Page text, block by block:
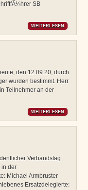
SB
WEITERLESEN
den 12.09.20, durch
wurden bestimmt. Herr
Teilnehmer an der
WEITERLESEN
Verbandstag
in der
Michael Armbruster
Ersatzdelegierte: